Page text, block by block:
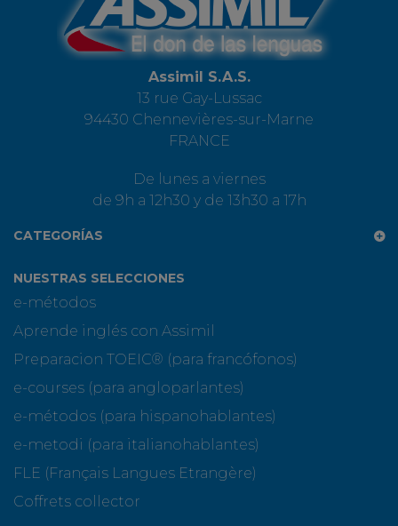
Assimil S.A.S.
13 rue Gay-Lussac
94430 Chennevières-sur-Marne
FRANCE
De lunes a viernes
de 9h a 12h30 y de 13h30 a 17h
CATEGORÍAS
NUESTRAS SELECCIONES
e-métodos
Aprende inglés con Assimil
Preparacion TOEIC® (para francófonos)
e-courses (para angloparlantes)
e-métodos (para hispanohablantes)
e-metodi (para italianohablantes)
FLE (Français Langues Etrangère)
Coffrets collector